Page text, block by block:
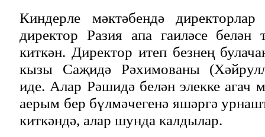
Киндерле мәктәбендә
директор Разия апа гаиләсе белән
киткән. Директор итеп безнең
кызы Саҗидә Рәхимованы
иде. Алар Рәшидә белән элекке агач
аерым бер бүлмәчегенә яшәргә
киткәндә, алар шунда калдылар.